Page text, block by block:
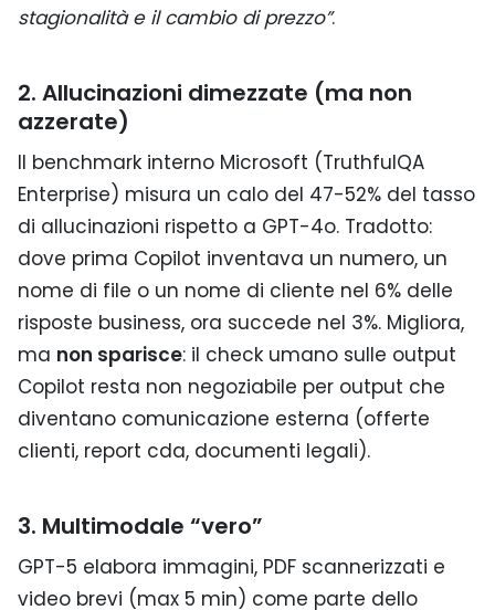
stagionalità e il cambio di prezzo”.
2. Allucinazioni dimezzate (ma non
azzerate)
Il benchmark interno Microsoft (TruthfulQA
Enterprise) misura un calo del 47-52% del tasso
di allucinazioni rispetto a GPT-4o. Tradotto:
dove prima Copilot inventava un numero, un
nome di file o un nome di cliente nel 6% delle
risposte business, ora succede nel 3%. Migliora,
ma non sparisce: il check umano sulle output
Copilot resta non negoziabile per output che
diventano comunicazione esterna (offerte
clienti, report cda, documenti legali).
3. Multimodale “vero”
GPT-5 elabora immagini, PDF scannerizzati e
video brevi (max 5 min) come parte dello